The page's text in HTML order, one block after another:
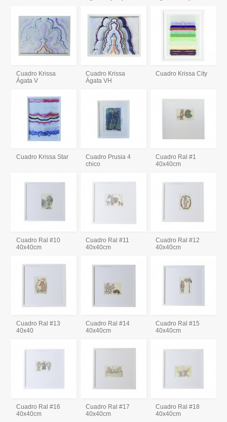
Cuadro Krissa
Ágata V
Cuadro Krissa
Ágata VH
Cuadro Krissa City
Cuadro Krissa Star
Cuadro Prusia 4
chico
Cuadro Ral #1
40x40cm
Cuadro Ral #10
40x40cm
Cuadro Ral #11
40x40cm
Cuadro Ral #12
40x40cm
Cuadro Ral #13
40x40
Cuadro Ral #14
40x40cm
Cuadro Ral #15
40x40cm
Cuadro Ral #16
40x40cm
Cuadro Ral #17
40x40cm
Cuadro Ral #18
40x40cm